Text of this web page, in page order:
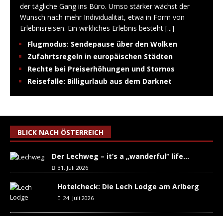
der tägliche Gang ins Büro. Umso stärker wächst der
Wunsch nach mehr Individualität, etwa in Form von
Erlebnisreisen. Ein wirkliches Erlebnis besteht [...]
Flugmodus: Sendepause über den Wolken
Zufahrtsregeln in europäischen Städten
Rechte bei Preiserhöhungen und Stornos
Reisefalle: Billigurlaub aus dem Darknet
BLICK NACH ÖSTERREICH
Der Lechweg – it’s a „wanderful“ life…
31. Juli 2026
Hotelcheck: Die Lech Lodge am Arlberg
24. Juli 2026